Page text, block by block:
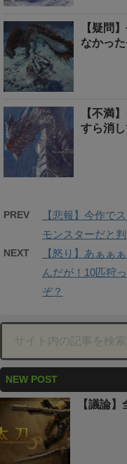
【疑問
なかっ
【不満
すら消
PREV
【悲報】今作で
モンスターだと
NEXT
【怒り】あぁぁ
んだが！10匹狩
ぞ？
NEW POST
【議論